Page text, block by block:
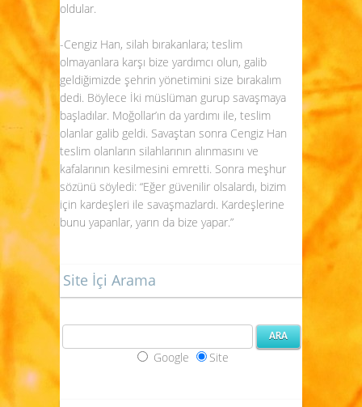
oldular.
-Cengiz Han, silah bırakanlara; teslim
olmayanlara karşı bize yardımcı olun, galib
geldiğimizde şehrin yönetimini size bırakalım
dedi. Böylece İki müslüman gurup savaşmaya
başladılar. Moğollar’ın da yardımı ile, teslim
olanlar galib geldi. Savaştan sonra Cengiz Han
teslim olanların silahlarının alınmasını ve
kafalarının kesilmesini emretti. Sonra meşhur
sözünü söyledi: “Eğer güvenilir olsalardı, bizim
için kardeşleri ile savaşmazlardı. Kardeşlerine
bunu yapanlar, yarın da bize yapar.”
Site İçi Arama
Google Site